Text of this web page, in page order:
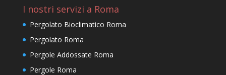
I nostri servizi a Roma
Pergolato Bioclimatico Roma
Pergolato Roma
Pergole Addossate Roma
Pergole Roma